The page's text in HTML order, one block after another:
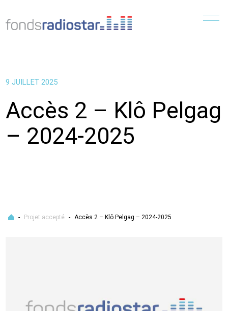
9 JUILLET 2025
Accès 2 – Klô Pelgag
– 2024-2025
Accueil
- Projet accepté - Accès 2 – Klô Pelgag – 2024-2025